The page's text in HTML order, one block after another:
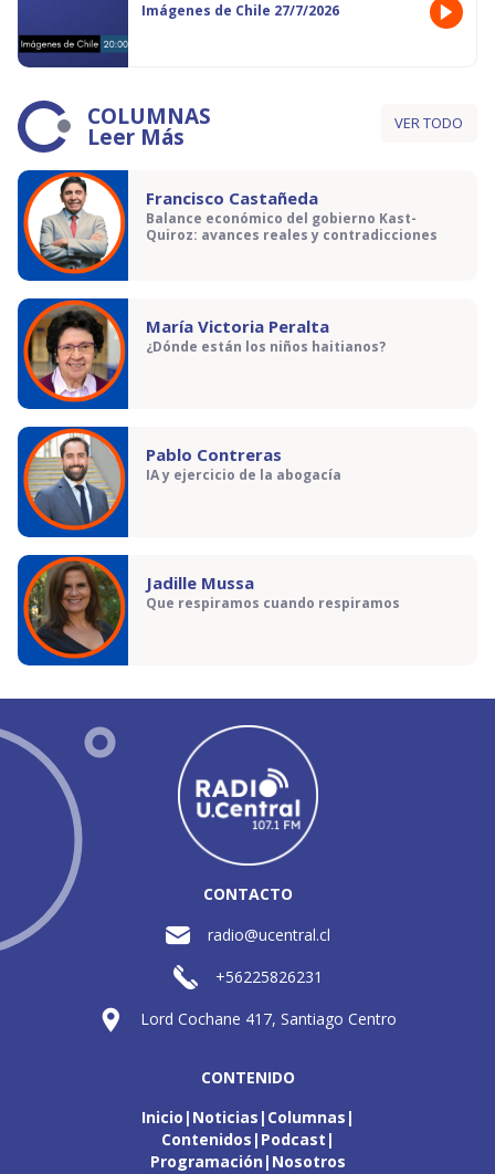
Imágenes de Chile 27/7/2026
COLUMNAS
Leer Más VER TODO
Francisco Castañeda
Balance económico del gobierno Kast-
Quiroz: avances reales y contradicciones
María Victoria Peralta
¿Dónde están los niños haitianos?
Pablo Contreras
IA y ejercicio de la abogacía
Jadille Mussa
Que respiramos cuando respiramos
CONTACTO
radio@ucentral.cl
+56225826231
Lord Cochane 417, Santiago Centro
CONTENIDO
Inicio Noticias Columnas
Contenidos Podcast
Programación Nosotros